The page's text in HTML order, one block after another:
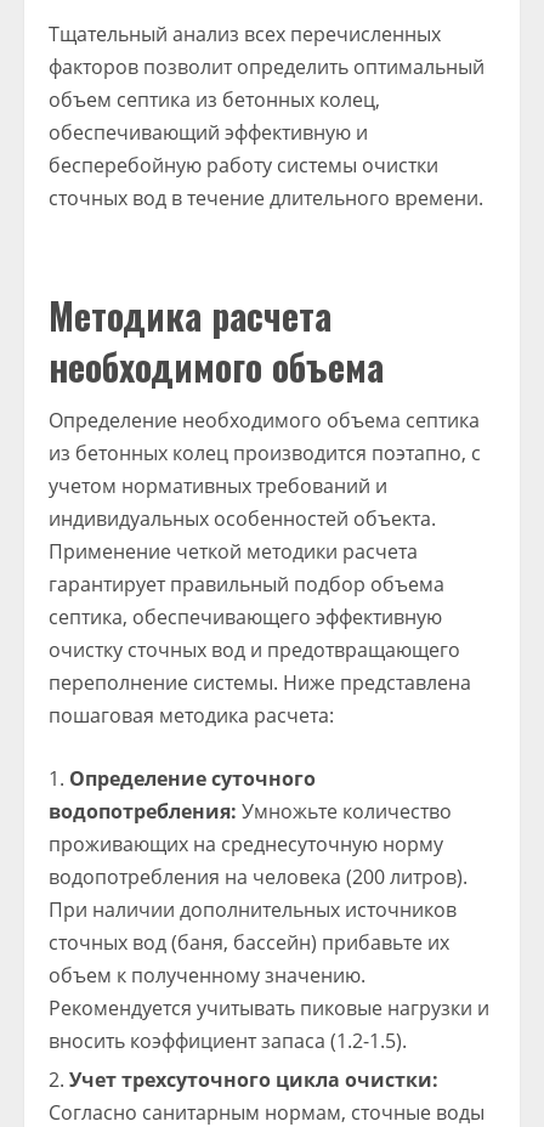
Тщательный анализ всех перечисленных
факторов позволит определить оптимальный
объем септика из бетонных колец,
обеспечивающий эффективную и
бесперебойную работу системы очистки
сточных вод в течение длительного времени.
Методика расчета
необходимого объема
Определение необходимого объема септика
из бетонных колец производится поэтапно, с
учетом нормативных требований и
индивидуальных особенностей объекта.
Применение четкой методики расчета
гарантирует правильный подбор объема
септика, обеспечивающего эффективную
очистку сточных вод и предотвращающего
переполнение системы. Ниже представлена
пошаговая методика расчета:
Определение суточного
водопотребления: Умножьте количество
проживающих на среднесуточную норму
водопотребления на человека (200 литров).
При наличии дополнительных источников
сточных вод (баня, бассейн) прибавьте их
объем к полученному значению.
Рекомендуется учитывать пиковые нагрузки и
вносить коэффициент запаса (1.2-1.5).
Учет трехсуточного цикла очистки:
Согласно санитарным нормам, сточные воды